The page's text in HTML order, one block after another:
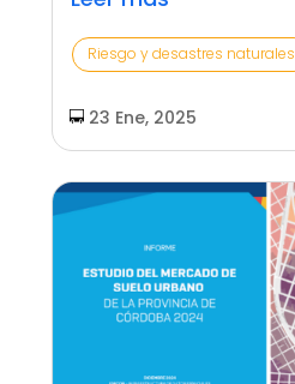
Riesgo y desastres naturales
23 Ene, 2025